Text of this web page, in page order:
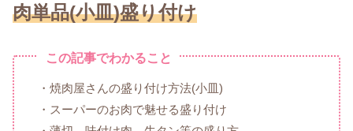
肉単品(小皿)盛り付け
この記事でわかること
・焼肉屋さんの盛り付け方法(小皿)
・スーパーのお肉で魅せる盛り付け